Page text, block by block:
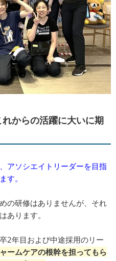
からの活躍に大いに期
ソシエイトリーダーを目指
す。
の研修はありませんが、それ
あります。
2年目および中途採用のリー
ームケアの根幹を担ってもら